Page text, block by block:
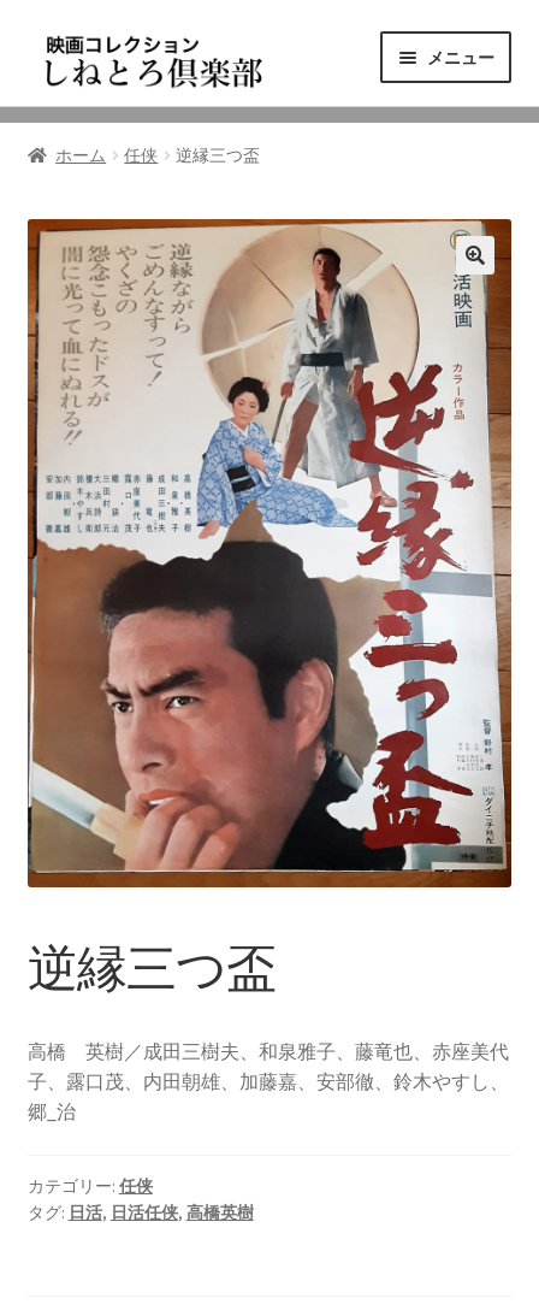
ゲ
シ
ン
へ
ス
キ
ッ
プ
テ
ツ
ス
キ
ッ
プ
メニュー
ニュース
東三河の映画館
しねとろ倶楽部について
リンクの旅
ホーム 任侠 逆縁三つ盃
逆縁三つ盃
高橋 英樹／成田三樹夫、和泉雅子、藤竜也、赤座美代
子、露口茂、内田朝雄、加藤嘉、安部徹、鈴木やすし、
郷_治
カテゴリー: 任侠
タグ: 日活, 日活任侠, 高橋英樹